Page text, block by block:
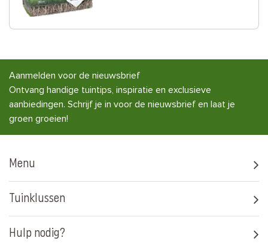
Aanmelden voor de nieuwsbrief
Ontvang handige tuintips, inspiratie en exclusieve
aanbiedingen. Schrijf je in voor de nieuwsbrief en laat je
groen groeien!
Menu
Tuinklussen
Hulp nodig?